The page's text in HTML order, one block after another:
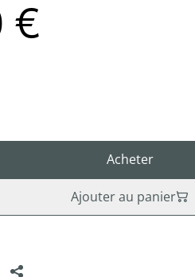
€
Acheter
Ajouter au panier